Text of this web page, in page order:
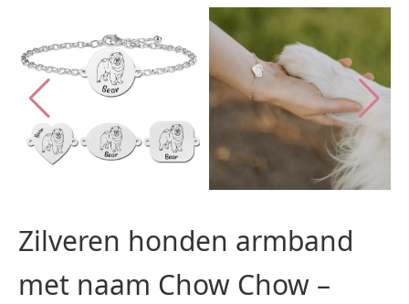
Zilveren honden armband
met naam Chow Chow –